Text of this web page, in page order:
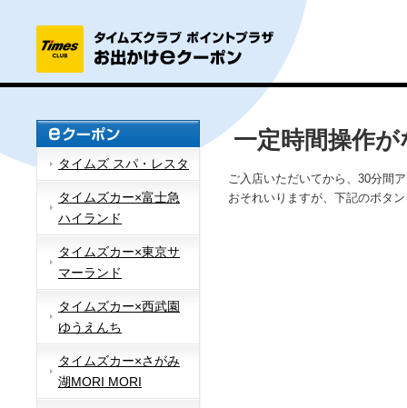
タイムズ スパ・レスタ
タイムズカー×富士急
ハイランド
タイムズカー×東京サ
マーランド
タイムズカー×西武園
ゆうえんち
タイムズカー×さがみ
湖MORI MORI
一定時間操作
ご入店いただいてから、30分間
おそれいりますが、下記のボタ